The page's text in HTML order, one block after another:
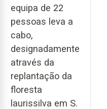
equipa de 22
pessoas leva a
cabo,
designadamente
através da
replantação da
floresta
laurissilva em S.